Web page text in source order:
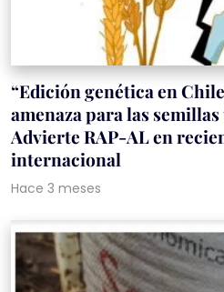
“Edición genética en
amenaza para las
Advierte RAP-AL en
internacional
Hace 3 meses